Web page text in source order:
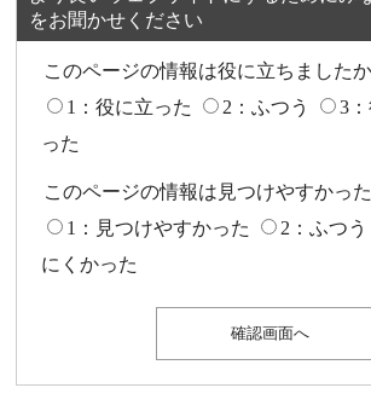
をお聞かせください
このページの情報は役に立ちました
1：役に立った
2：ふつう
3
った
このページの情報は見つけやすかっ
1：見つけやすかった
2：ふつう
にくかった